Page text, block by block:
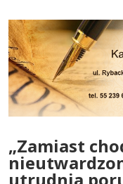
„Zamiast
utrudnia